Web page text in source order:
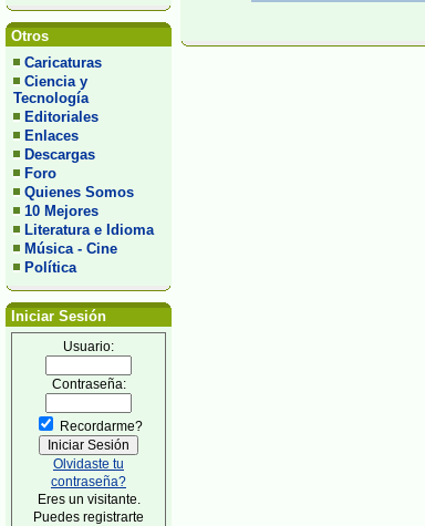
Otros
Caricaturas
Ciencia y
Tecnología
Editoriales
Enlaces
Descargas
Foro
Quienes Somos
10 Mejores
Literatura e Idioma
Música - Cine
Política
Iniciar Sesión
Usuario:
Contraseña:
Recordarme?
Olvidaste tu
contraseña?
Eres un visitante.
Puedes registrarte